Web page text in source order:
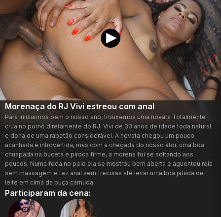
Morenaça do RJ Vivi estreou com anal
Para iniciarmos bem o nosso ano, trouxemos uma novata Totalmente
crua no pornô diretamente do RJ, Vivi de 33 anos de idade toda natural
e dona de uma rabetão considerável. A novata chegou um pouco
acanhada e introvertida, mas com a chegada do nosso ator, uma boa
chuapada na buceta e piroca firme, a morena foi se soltando aos
poucos. Numa foda no pelo ela se mostrou bem aberta e aguentou rola
sem massagem e fez anal sem frecuras até levar uma boa jatada de
leite em cima da buça carnuda.
Participaram da cena: